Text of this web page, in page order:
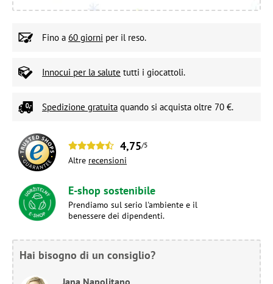
Fino a 60 giorni per il reso.
Innocui per la salute tutti i giocattoli.
Spedizione gratuita quando si acquista oltre 70 €.
4,75/5
Altre recensioni
E-shop sostenibile
Prendiamo sul serio l'ambiente e il
benessere dei dipendenti.
Hai bisogno di un consiglio?
Jana Napolitano